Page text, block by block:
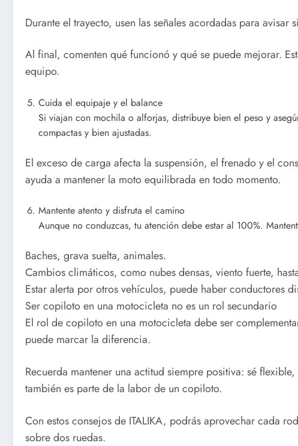
Durante el trayecto, usen las señales acordadas para
Al final, comenten qué funcionó y qué se puede mejorar.
equipo.
Cuida el equipaje y el balance
Si viajan con mochila o alforjas, distribuye bien el peso y
compactas y bien ajustadas.
El exceso de carga afecta la suspensión, el frenado y el
ayuda a mantener la moto equilibrada en todo momento.
Mantente atento y disfruta el camino
Aunque no conduzcas, tu atención debe estar al 100%.
Baches, grava suelta, animales.
Cambios climáticos, como nubes densas, viento fuerte,
Estar alerta por otros vehículos, puede haber conductores
Ser copiloto en una motocicleta no es un rol secundario
El rol de copiloto en una motocicleta debe ser
puede marcar la diferencia.
Recuerda mantener una actitud siempre positiva: sé
también es parte de la labor de un copiloto.
Con estos consejos de ITALIKA, podrás aprovechar cada
sobre dos ruedas.